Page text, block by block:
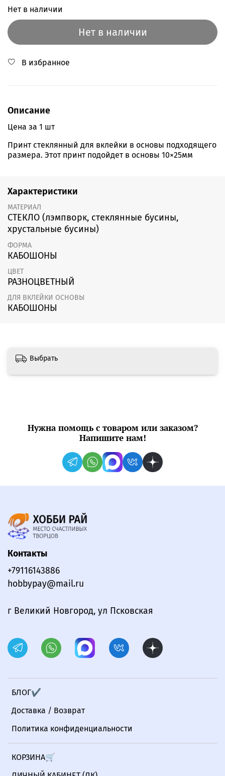
Нет в наличии
Нет в наличии
В избранное
Описание
Цена за 1 шт
Принт стеклянный для вклейки в основы подходящего
размера. Этот принт подойдет в основы 10×25мм
Характеристики
МАТЕРИАЛ
СТЕКЛО (лэмпворк, стеклянные бусины,
хрустальные бусины)
ФОРМА
КАБОШОНЫ
ЦВЕТ
РАЗНОЦВЕТНЫЙ
ДЛЯ ВКЛЕЙКИ ОСНОВЫ
КАБОШОНЫ
Выбрать
Нужна помощь с товаром или заказом?
Напишите нам!
БЛОГ✔
Доставка / Возврат
Политика конфиденциальности
КОРЗИНА🛒
Контакты
+79116143886
hobbypay@mail.ru
г Великий Новгород, ул Псковская